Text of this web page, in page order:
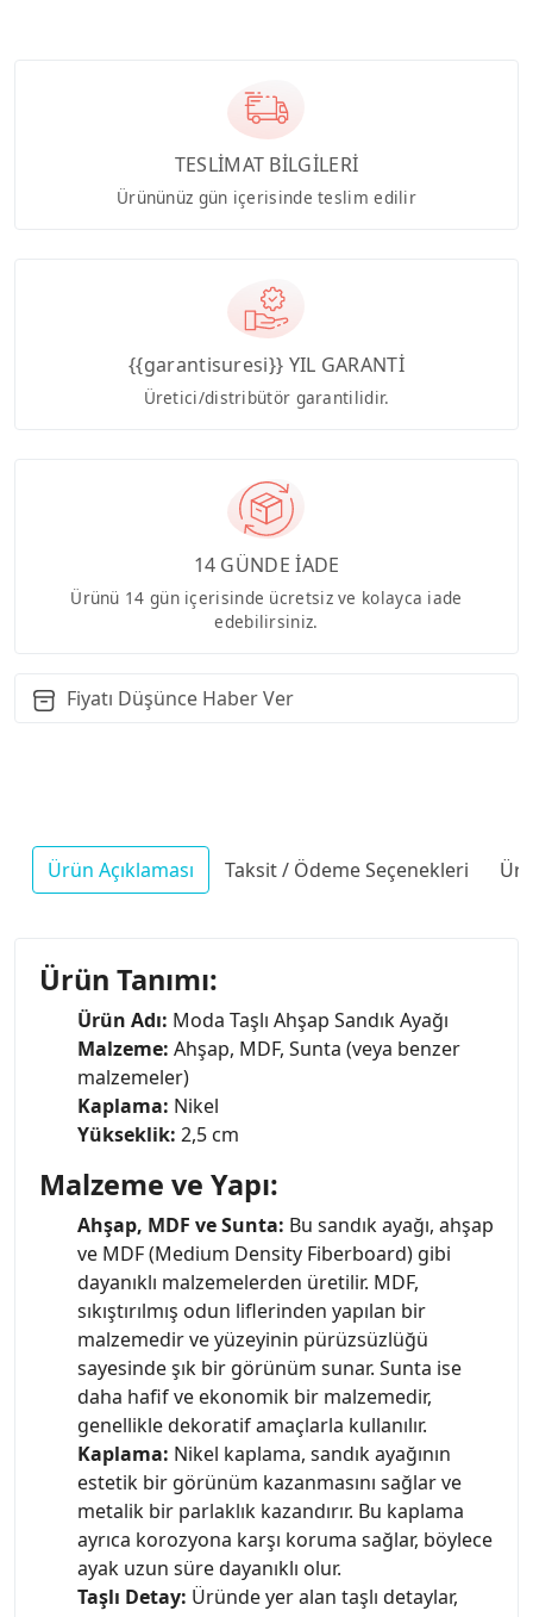
TESLİMAT BİLGİLERİ
Ürününüz gün içerisinde teslim edilir
{{garantisuresi}} YIL GARANTİ
Üretici/distribütör garantilidir.
14 GÜNDE İADE
Ürünü 14 gün içerisinde ücretsiz ve kolayca iade
edebilirsiniz.
Fiyatı Düşünce Haber Ver
Ürün Açıklaması Taksit / Ödeme Seçenekleri
Ürün Tanımı:
Ürün Adı: Moda Taşlı Ahşap Sandık Ayağı
Malzeme: Ahşap, MDF, Sunta (veya benzer
malzemeler)
Kaplama: Nikel
Yükseklik: 2,5 cm
Malzeme ve Yapı:
Ahşap, MDF ve Sunta: Bu sandık ayağı, ahşap
ve MDF (Medium Density Fiberboard) gibi
dayanıklı malzemelerden üretilir. MDF,
sıkıştırılmış odun liflerinden yapılan bir
malzemedir ve yüzeyinin pürüzsüzlüğü
sayesinde şık bir görünüm sunar. Sunta ise
daha hafif ve ekonomik bir malzemedir,
genellikle dekoratif amaçlarla kullanılır.
Kaplama: Nikel kaplama, sandık ayağının
estetik bir görünüm kazanmasını sağlar ve
metalik bir parlaklık kazandırır. Bu kaplama
ayrıca korozyona karşı koruma sağlar, böylece
ayak uzun süre dayanıklı olur.
Taşlı Detay: Üründe yer alan taşlı detaylar,